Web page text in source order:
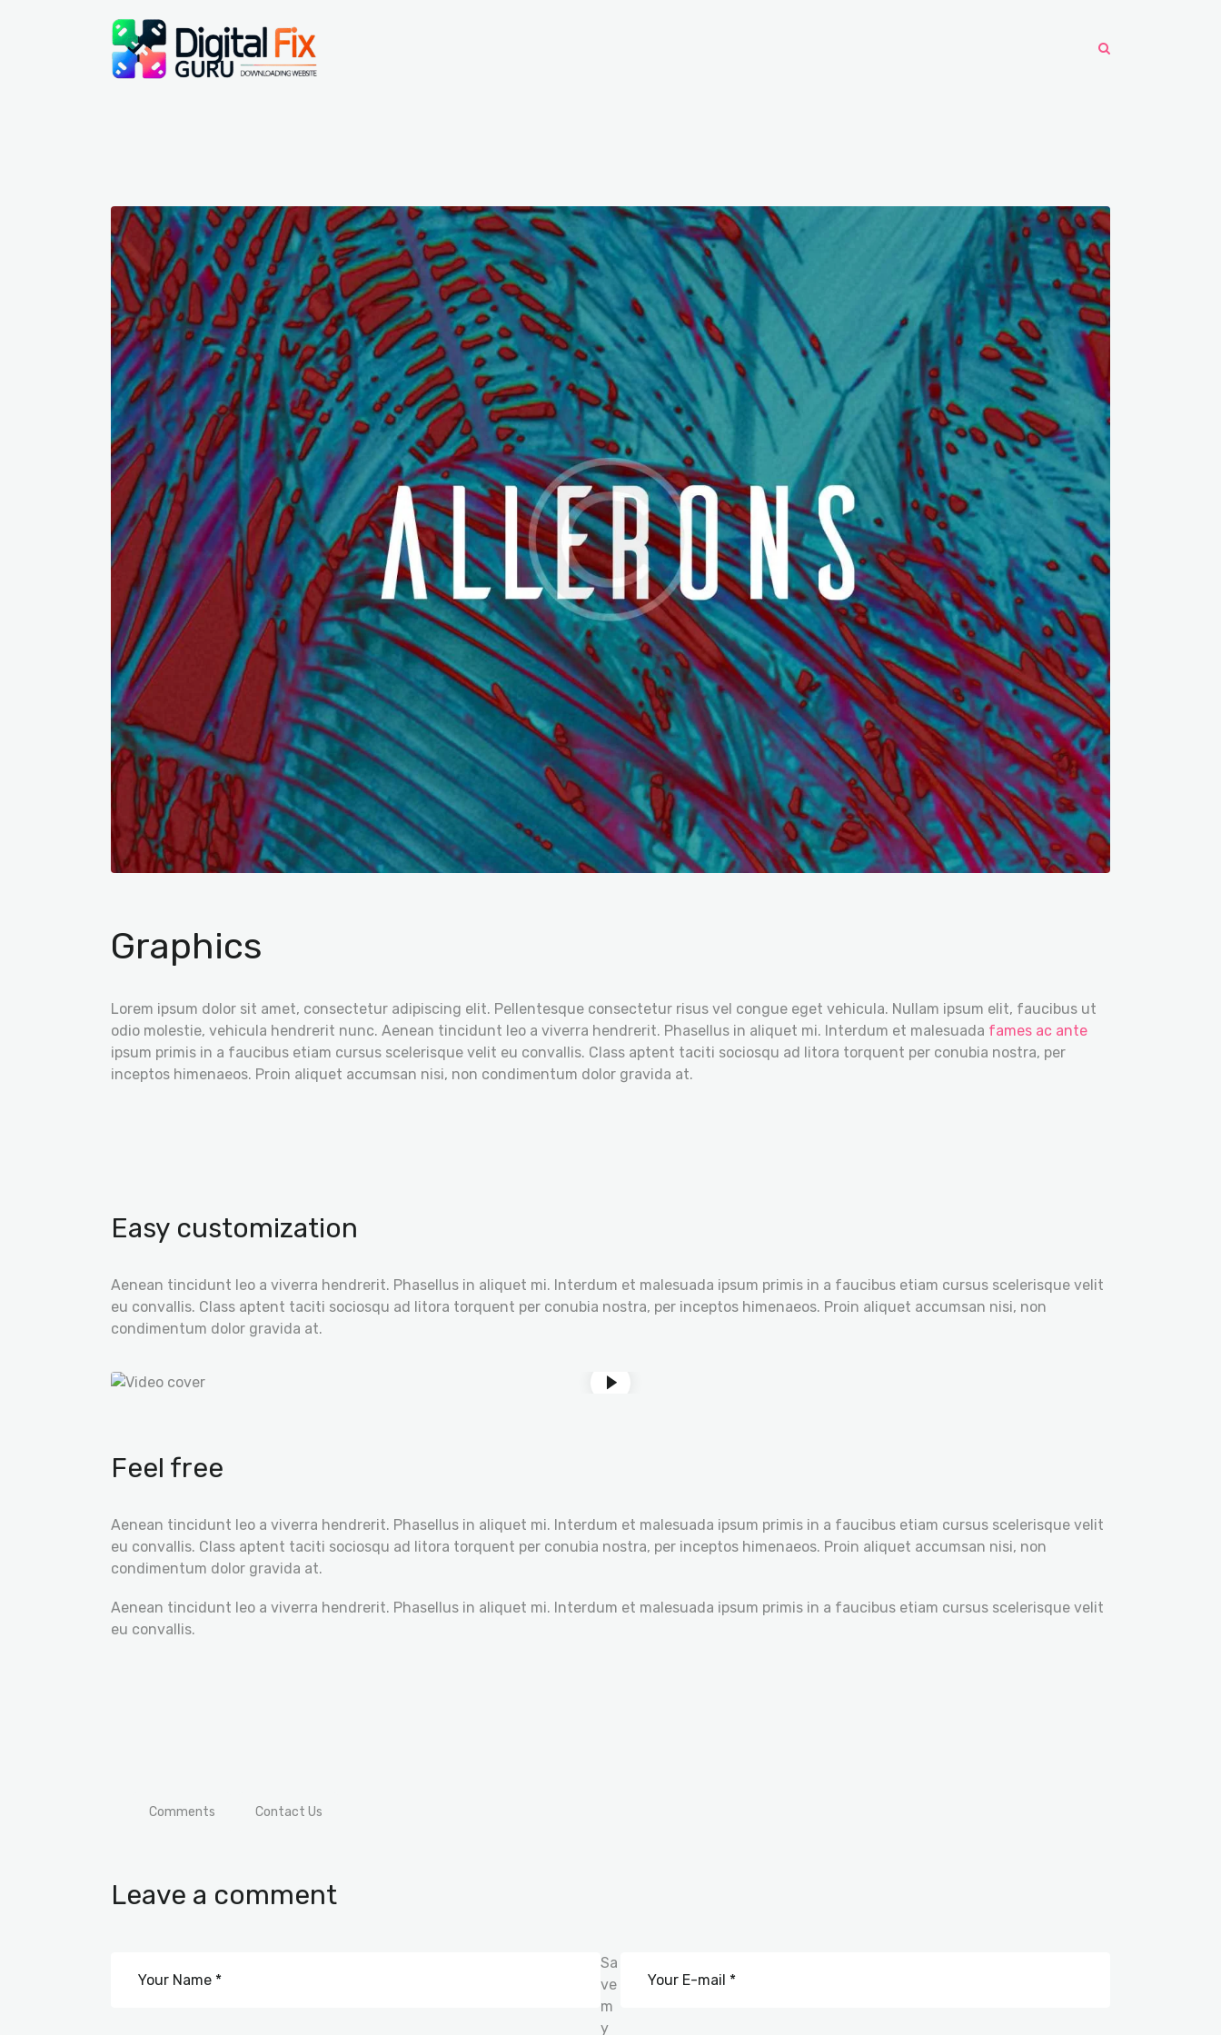
Graphics
Lorem ipsum dolor sit amet, consectetur adipiscing elit. Pellentesque consectetur risus vel congue eget vehicula. Nullam ipsum elit, faucibus ut
odio molestie, vehicula hendrerit nunc. Aenean tincidunt leo a viverra hendrerit. Phasellus in aliquet mi. Interdum et malesuada fames ac ante
ipsum primis in a faucibus etiam cursus scelerisque velit eu convallis. Class aptent taciti sociosqu ad litora torquent per conubia nostra, per
inceptos himenaeos. Proin aliquet accumsan nisi, non condimentum dolor gravida at.
Easy customization
Aenean tincidunt leo a viverra hendrerit. Phasellus in aliquet mi. Interdum et malesuada ipsum primis in a faucibus etiam cursus scelerisque velit
eu convallis. Class aptent taciti sociosqu ad litora torquent per conubia nostra, per inceptos himenaeos. Proin aliquet accumsan nisi, non
condimentum dolor gravida at.
Feel free
Aenean tincidunt leo a viverra hendrerit. Phasellus in aliquet mi. Interdum et malesuada ipsum primis in a faucibus etiam cursus scelerisque velit
eu convallis. Class aptent taciti sociosqu ad litora torquent per conubia nostra, per inceptos himenaeos. Proin aliquet accumsan nisi, non
condimentum dolor gravida at.
Aenean tincidunt leo a viverra hendrerit. Phasellus in aliquet mi. Interdum et malesuada ipsum primis in a faucibus etiam cursus scelerisque velit
eu convallis.
Comments Contact Us
Leave a comment
Sa
ve
m
y